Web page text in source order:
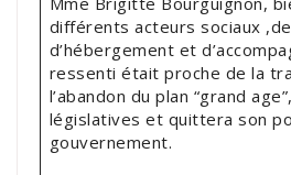
différents acteurs sociaux
d’hébergement et
ressenti était proche de la
l’abandon du plan “grand
législatives et quittera son
gouvernement.